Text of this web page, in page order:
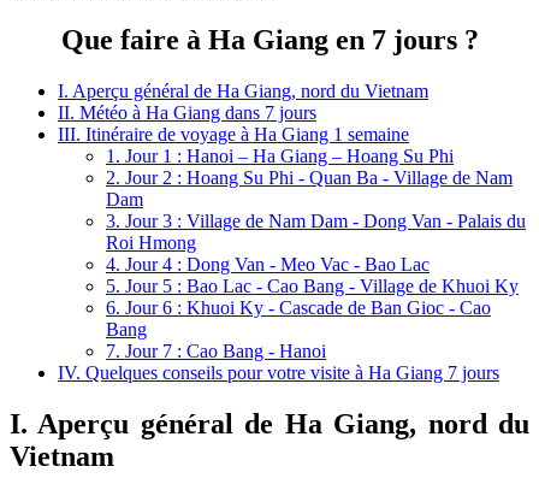
Que faire à Ha Giang en 7 jours ?
I. Aperçu général de Ha Giang, nord du Vietnam
II. Météo à Ha Giang dans 7 jours
III. Itinéraire de voyage à Ha Giang 1 semaine
1. Jour 1 : Hanoi – Ha Giang – Hoang Su Phi
2. Jour 2 : Hoang Su Phi - Quan Ba - Village de Nam
Dam
3. Jour 3 : Village de Nam Dam - Dong Van - Palais du
Roi Hmong
4. Jour 4 : Dong Van - Meo Vac - Bao Lac
5. Jour 5 : Bao Lac - Cao Bang - Village de Khuoi Ky
6. Jour 6 : Khuoi Ky - Cascade de Ban Gioc - Cao
Bang
7. Jour 7 : Cao Bang - Hanoi
IV. Quelques conseils pour votre visite à Ha Giang 7 jours
I. Aperçu général de Ha Giang, nord du
Vietnam